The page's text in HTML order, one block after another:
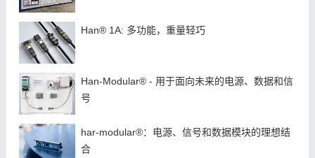
Han® 1A: 多功能，重量轻巧
Han-Modular® - 用于面向未来的电源、数据和信
号
har-modular®：电源、信号和数据模块的理想结
合